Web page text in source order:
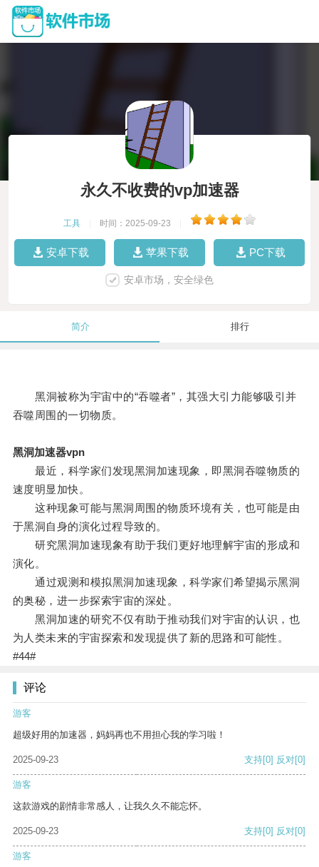
永久不收费的vp加速器
工具 时间：2025-09-23
安卓下载 苹果下载 PC下载
安卓市场，安全绿色
简介 排行
黑洞被称为宇宙中的“吞噬者”，其强大引力能够吸引并
吞噬周围的一切物质。
黑洞加速器vpn
最近，科学家们发现黑洞加速现象，即黑洞吞噬物质的
速度明显加快。
这种现象可能与黑洞周围的物质环境有关，也可能是由
于黑洞自身的演化过程导致的。
研究黑洞加速现象有助于我们更好地理解宇宙的形成和
演化。
通过观测和模拟黑洞加速现象，科学家们希望揭示黑洞
的奥秘，进一步探索宇宙的深处。
黑洞加速的研究不仅有助于推动我们对宇宙的认识，也
为人类未来的宇宙探索和发现提供了新的思路和可能性。
#44#
评论
游客
超级好用的加速器，妈妈再也不用担心我的学习啦！
2025-09-23 支持[0] 反对[0]
游客
这款游戏的剧情非常感人，让我久久不能忘怀。
2025-09-23 支持[0] 反对[0]
游客